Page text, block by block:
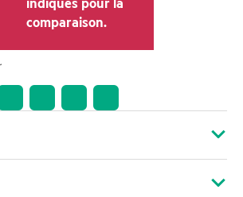
et au prix indicatif affiché.
indicatifs peuvent inclure des
limitées dans le
HPE se réserve le droit d’ajuster
à tout moment pour diverses
d’un produit, la disponibilité
de promotion et des erreurs
publicités.
comparaison.
commerciale